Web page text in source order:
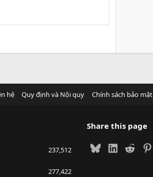
hệ Quy định và Nội quy Chính sách bảo mật
237,512
277,422
Share this page
BlueskyLinkedIn
Reddit